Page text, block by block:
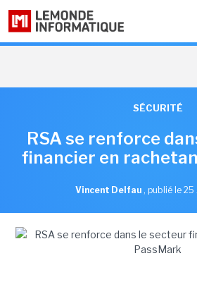
SÉCURITÉ
RSA se renforce
financier en
Vincent Delfau , publié le